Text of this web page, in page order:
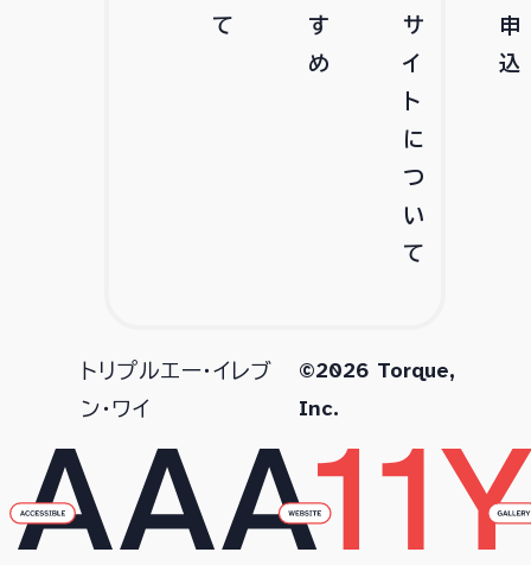
て
す
め
サ
イ
ト
に
つ
い
て
申
込
トリプルエー・イレブ
ン・ワイ
©2026 Torque,
Inc.